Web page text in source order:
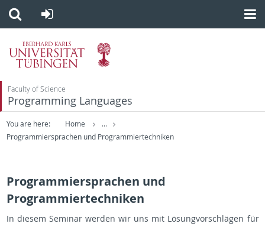
Faculty of Science
Programming Languages
You are here: Home
...
Programmiersprachen und Programmiertechniken
Programmiersprachen und
Programmiertechniken
In die­sem Se­mi­nar wer­den wir uns mit Lö­sung­vor­schlä­gen für